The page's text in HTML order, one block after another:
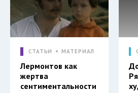
СТАТЬИ МАТЕРИАЛ
Лермонтов как
жертва
сентиментальности